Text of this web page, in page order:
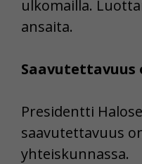
ulkomailla.
ansaita.
Saavutettavuus
Presidentti
saavutettavuus
yhteiskunnassa.